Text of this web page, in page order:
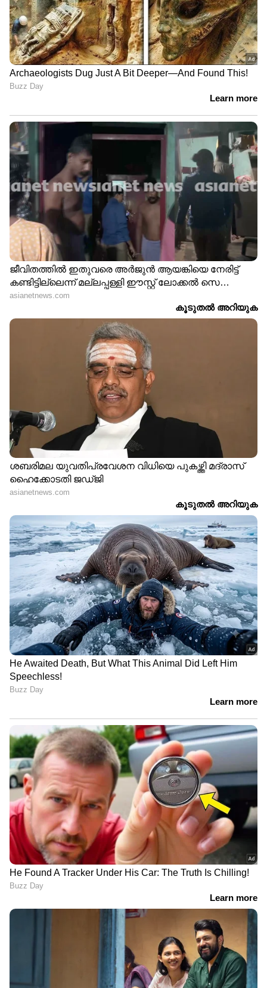
വര്‍ഷം ഗ്യാരണ്ടി ഉറപ്പാക്കും.
നമ്പര്‍ പ്ലേറ്റിന്റെ ഇടത് ഭാഗത്ത് താഴെയായി
10 അക്കങ്ങളുള്ള ലേസര്‍ ബ്രാന്റ്
ഐഡന്റിഫിക്കേഷന്‍ നമ്പര്‍ നല്‍കും.
നമ്പറിന്റെയും അക്ഷരങ്ങളുടെയും
എന്നെഴുതിയ ഹോട്ട് സ്റ്റാമ്പിങ്ങ്
ഫിലീമുണ്ട്.
പ്ലേറ്റിന്റെ ഇടത് വശത്ത് നടുവിലായി IND
എന്ന നീല നിറത്തില്‍ ഹോട്ട് സ്റ്റാമ്പ്
ചെയ്തിട്ടുണ്ട്.
ഇത് ഊരി മാറ്റാന്‍ കഴിയാത്തതും,
ഊരിയാല്‍ പിന്നീട് ഉപയോഗിക്കാന്‍
കഴിയാത്തതുമായ സ്‌നാപ്പ് ലോക്കിങ്ങ്
സിസ്റ്റത്തിലാണ് ഘടിപ്പിക്കുക.
തേര്‍ഡ് രജിസ്‌ട്രേഷന്‍ പ്ലേറ്റ് (ഗ്ലാസില്‍
പതിപ്പിക്കുന്നത്)
ക്രോമിയം ബേസ്ഡ് ഹോളോഗ്രാം സ്റ്റിക്കര്‍
രൂപത്തിലുള്ള 100X60 എംഎം
വലിപ്പത്തിലുള്ള സ്റ്റിക്കറാണിത്.
ഇളക്കി മാറ്റാന്‍ ശ്രമിച്ചാല്‍ ഇത് നശിച്ച്
പോകുന്നതാണ്.
മുന്നിലെ വില്‍ഡ് ഷീല്‍ഡിന്റെ ഉള്ളില്‍
ഇടത് വശത്താണ് ഇത് പതിപ്പിക്കേണ്ടത്.
രജിസ്‌ട്രേഷന്‍ അതോറിറ്റി, വാഹന നമ്പര്‍,
ലേസര്‍ നമ്പര്‍, രജിസ്‌ട്രേഷന്‍ തീയതി
എന്നിവയാണ് ഇതിലുള്ളത്.
ഇതിന്റെ താഴെയായി 10X10 എംഎം
വലിപ്പത്തില്‍ ക്രോമിയം ബേസ്ഡ്
ഹോളോഗ്രാം ഉണ്ട്.
സ്റ്റിക്കര്‍ കളര്‍; ഡീസല്‍ വാഹനം-ഒറഞ്ച്,
പെട്രോള്‍/സിഎന്‍ജി വാഹനം- ഇളം നീല,
മറ്റുള്ളവ-ഗ്രേ